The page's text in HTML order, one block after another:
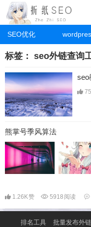
SEO优化
标签： seo外链查询
seo
熊掌号季风算法
1.26K赞 5918 阅读
排名工具 批量发布外